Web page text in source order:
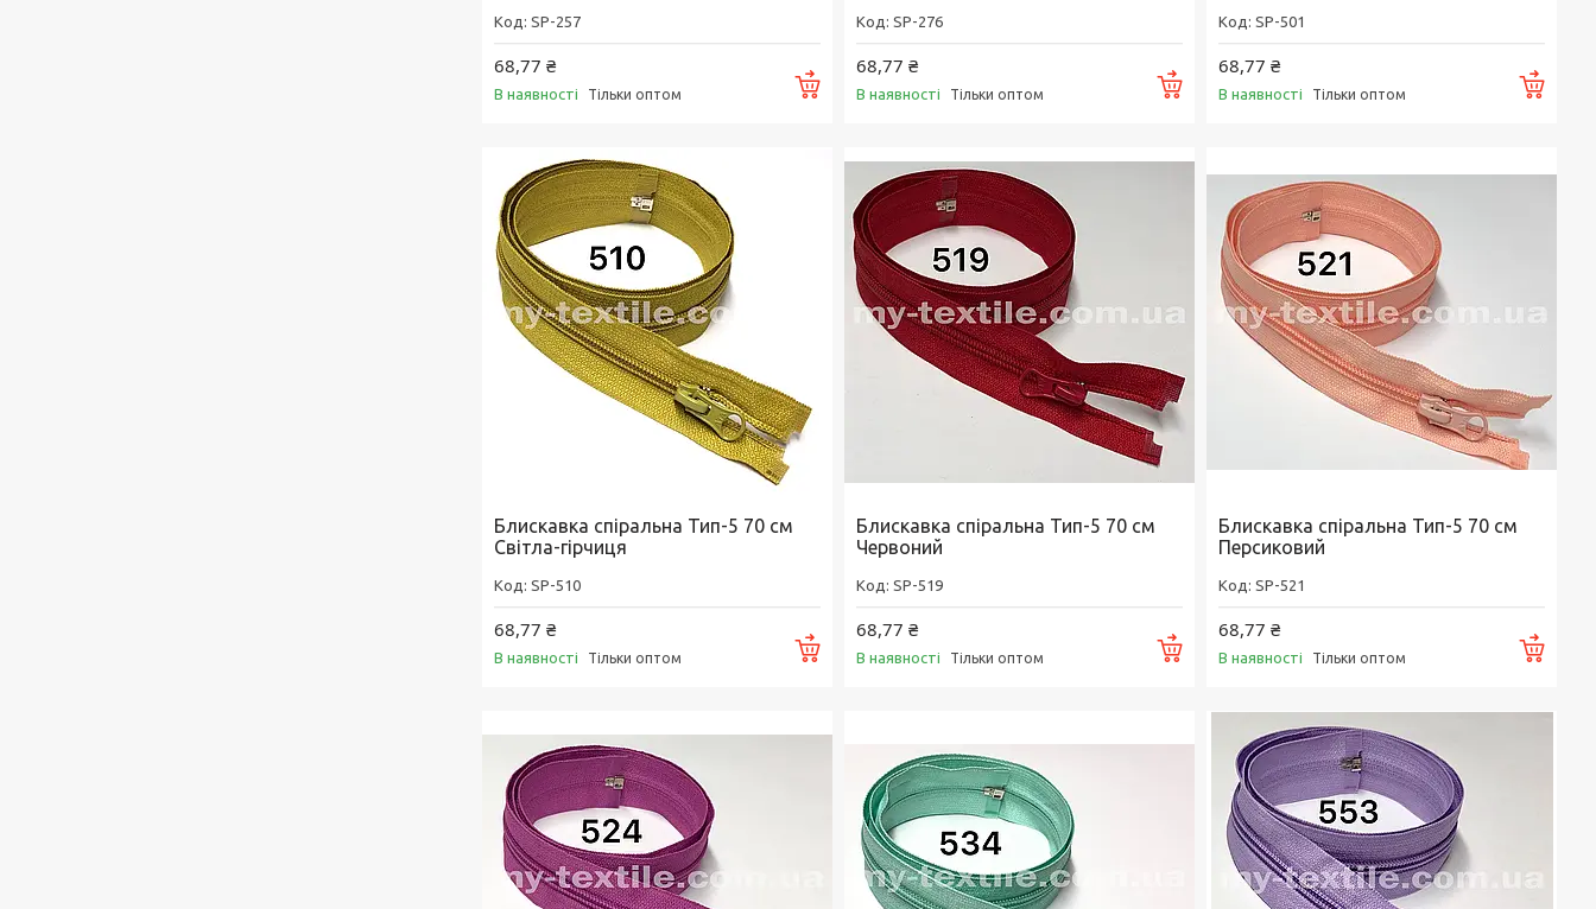
SP-257
68,77 ₴
В наявності Тільки оптом Купити
SP-276
68,77 ₴
В наявності Тільки оптом Купити
SP-501
68,77 ₴
В наявності Тільки оптом
Блискавка спіральна Тип-5 70 см
Світла-гірчиця
SP-510
68,77 ₴
В наявності Тільки оптом Купити
Блискавка спіральна Тип-5 70 см
Червоний
SP-519
68,77 ₴
В наявності Тільки оптом Купити
Блискавка спіральна Тип-5 70 см
Персиковий
SP-521
68,77 ₴
В наявності Тільки оптом